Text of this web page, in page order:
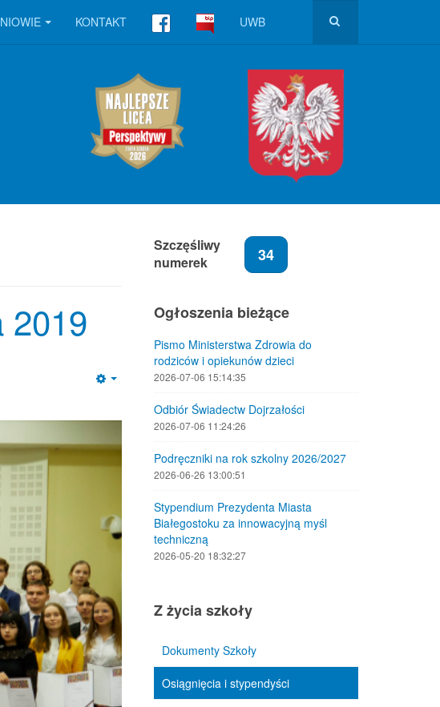
KONTAKT UWB
2019
Szczęśliwy
numerek
34
Ogłoszenia bieżące
Pismo Ministerstwa Zdrowia do
rodziców i opiekunów dzieci
2026-07-06 15:14:35
Odbiór Świadectw Dojrzałości
2026-07-06 11:24:26
Podręczniki na rok szkolny 2026/2027
2026-06-26 13:00:51
Stypendium Prezydenta Miasta
Białegostoku za innowacyjną myśl
techniczną
2026-05-20 18:32:27
Z życia szkoły
Dokumenty Szkoły
Osiągnięcia i stypendyści